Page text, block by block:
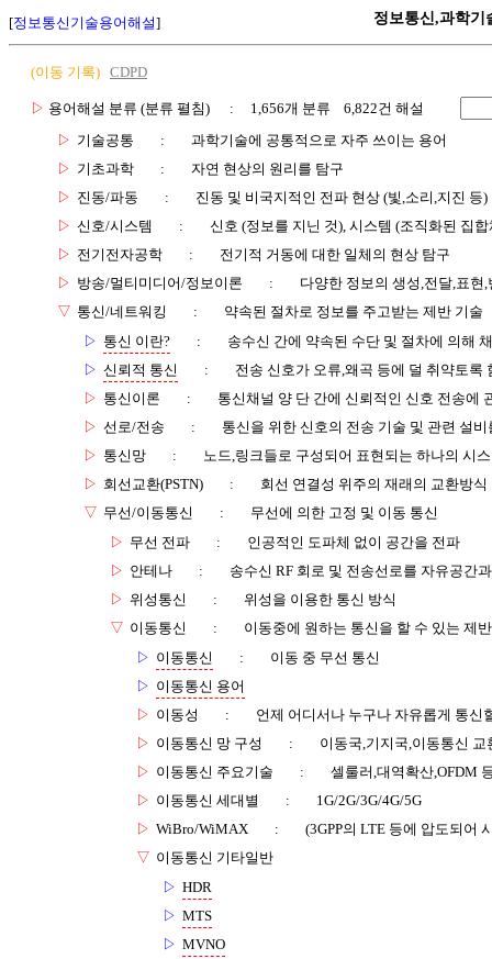
[정보통신기술용어해설] 정보통신,과학기
(이동 기록) CDPD
▷ 용어해설 분류 (분류 펼침)
: 1,656개 분류 6,822건 해설
▷ 기술공통 :
과학기술에 공통적으로 자주 쓰이는 용어
▷ 기초과학 :
자연 현상의 원리를 탐구
▷ 진동/파동 :
진동 및 비국지적인 전파 현상 (빛,소리,지진 등)
▷ 신호/시스템 :
신호 (정보를 지닌 것), 시스템 (조직화된 집합
▷ 전기전자공학 :
전기적 거동에 대한 일체의 현상 탐구
▷ 방송/멀티미디어/정보이론 :
다양한 정보의 생성,전달,표현
▽ 통신/네트워킹 :
약속된 절차로 정보를 주고받는 제반 기술
▷ 통신 이란? :
송수신 간에 약속된 수단 및 절차에 의해
▷ 신뢰적 통신 :
전송 신호가 오류,왜곡 등에 덜 취약토록
▷ 통신이론 :
통신채널 양 단 간에 신뢰적인 신호 전송에
▷ 선로/전송 :
통신을 위한 신호의 전송 기술 및 관련 설비
▷ 통신망 :
노드,링크들로 구성되어 표현되는 하나의 시
▷ 회선교환(PSTN) :
회선 연결성 위주의 재래의 교환방식
▽ 무선/이동통신 :
무선에 의한 고정 및 이동 통신
▷ 무선 전파 :
인공적인 도파체 없이 공간을 전파
▷ 안테나 :
송수신 RF 회로 및 전송선로를 자유공간
▷ 위성통신 :
위성을 이용한 통신 방식
▽ 이동통신 :
이동중에 원하는 통신을 할 수 있는 제
▷ 이동통신 :
이동 중 무선 통신
▷ 이동통신 용어
▷ 이동성 :
언제 어디서나 누구나 자유롭게 통신
▷ 이동통신 망 구성 :
이동국,기지국,이동통신 교
▷ 이동통신 주요기술 :
셀룰러,대역확산,OFDM
▷ 이동통신 세대별 :
1G/2G/3G/4G/5G
▷ WiBro/WiMAX :
(3GPP의 LTE 등에 압도되어
▽ 이동통신 기타일반
▷ HDR
▷ MTS
▷ MVNO